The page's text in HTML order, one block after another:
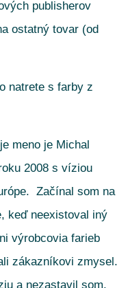
publisherov
ostatný tovar (od
natrete s farby z
meno je Michal
2008 s víziou
Začínal som na
keď neexistoval iný
výrobcovia farieb
zákazníkovi zmysel.
a nezastavil som.